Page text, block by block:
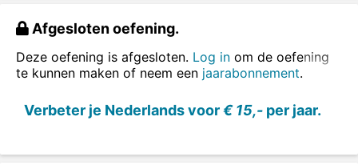
Maak ook de andere oefeningen over de
tegenstellingen.
Maak de juiste tegenstelling met on-.
Afgesloten oefening.
Deze oefening is afgesloten. Log in om de oefening
te kunnen maken of neem een jaarabonnement.
Verbeter je Nederlands voor€ 15,- per jaar.